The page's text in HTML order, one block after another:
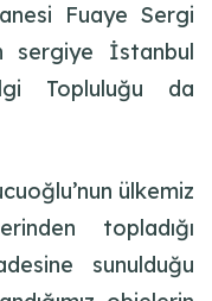
Fuaye Sergi
sergiye İstanbul
Topluluğu da
ülkemiz
topladığı
sunulduğu